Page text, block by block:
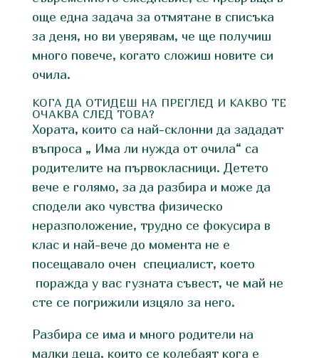
още една задача за отмятане в списъка
за деня, но ви уверявам, че ще получиш
много повече, когато сложиш новите си
очила.
КОГА ДА ОТИДЕШ НА ПРЕГЛЕД И КАКВО ТЕ
ОЧАКВА СЛЕД ТОВА?
Хората, които са най-склонни да зададат
въпроса „ Има ли нужда от очила“ са
родителите на първокласници. Детето
вече е голямо, за да разбира и може да
сподели ако чувства физическо
неразположение, трудно се фокусира в
клас и най-вече до момента не е
посещавало очен специалист, което
поражда у вас гузната съвест, че май не
сте се погрижили изцяло за него.
Разбира се има и много родители на
малки деца, които се колебаят кога е